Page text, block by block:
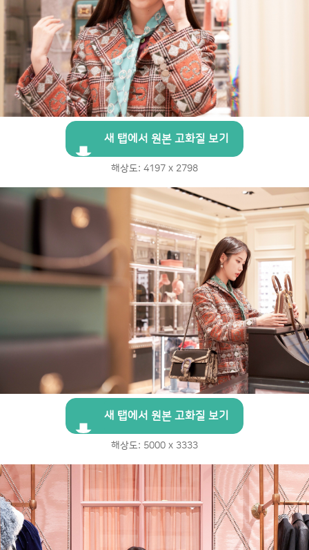
새 탭에서 원본 고화질 보기
해상도: 4197 x 2798
새 탭에서 원본 고화질 보기
해상도: 5000 x 3333